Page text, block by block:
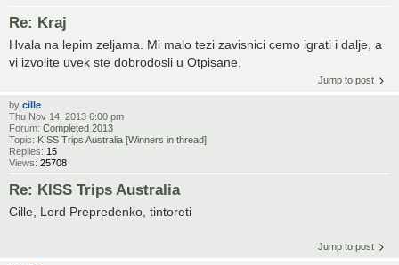
Re: Kraj
Hvala na lepim zeljama. Mi malo tezi zavisnici cemo igrati i dalje, a
vi izvolite uvek ste dobrodosli u Otpisane.
Jump to post
by cille
Thu Nov 14, 2013 6:00 pm
Forum: Completed 2013
Topic: KISS Trips Australia [Winners in thread]
Replies: 15
Views: 25708
Re: KISS Trips Australia
Cille, Lord Prepredenko, tintoreti
Jump to post